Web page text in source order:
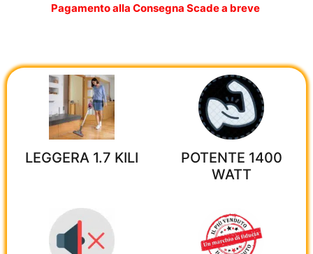
Pagamento alla Consegna Scade a breve
LEGGERA 1.7 KILI
POTENTE 1400
WATT